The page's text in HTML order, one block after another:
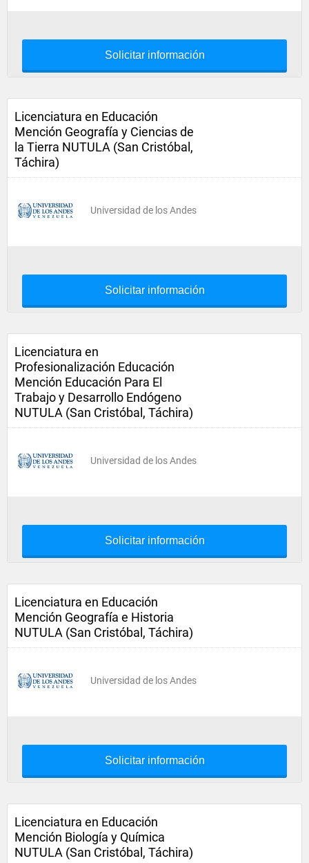
Solicitar información
Licenciatura en Educación
Mención Geografía y Ciencias de
la Tierra NUTULA (San Cristóbal,
Táchira)
Universidad de los Andes
Solicitar información
Licenciatura en
Profesionalización Educación
Mención Educación Para El
Trabajo y Desarrollo Endógeno
NUTULA (San Cristóbal, Táchira)
Universidad de los Andes
Solicitar información
Licenciatura en Educación
Mención Geografía e Historia
NUTULA (San Cristóbal, Táchira)
Universidad de los Andes
Solicitar información
Licenciatura en Educación
Mención Biología y Química
NUTULA (San Cristóbal, Táchira)